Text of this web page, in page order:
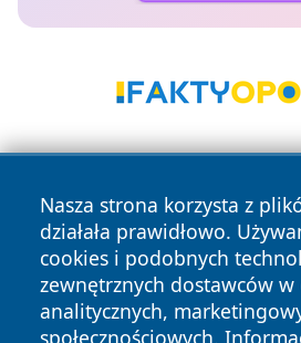
Nasza strona korzysta z
działała prawidłowo.
cookies i podobnych
zewnętrznych dostawców w
analitycznych,
społecznościowych.
Copyright © 2026 olkuszonline.pl
zastrzeżone.